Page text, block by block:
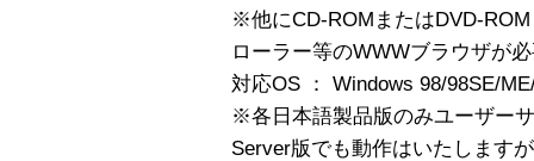
※他にCD-ROMまたはDVD-
ローラー等のWWWブラウザが
対応OS ： Windows 98/98SE/
※各日本語製品版のみユーザー
Server版でも動作はいたします